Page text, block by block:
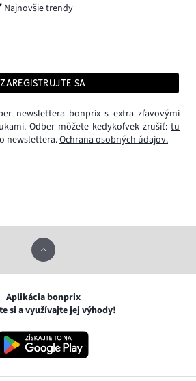
Najnovšie trendy
ZAREGISTRUJTE SA
newslettera bonprix s extra zľavovými
Odber môžete kedykoľvek zrušiť: tu
newslettera.Ochrana osobných údajov.
Aplikácia bonprix
si a využívajte jej výhody!